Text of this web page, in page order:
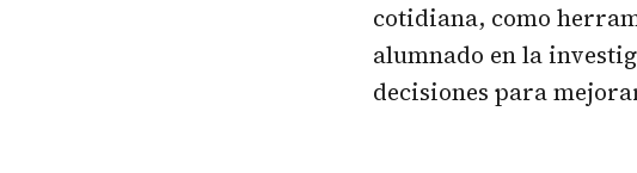
cotidiana, como
alumnado en la
decisiones para